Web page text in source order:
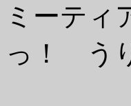
ミーテ
っ！ う